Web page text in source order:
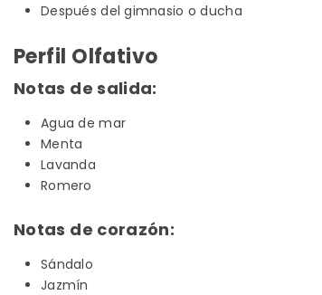
Después del gimnasio o ducha
Perfil Olfativo
Notas de salida:
Agua de mar
Menta
Lavanda
Romero
Notas de corazón:
Sándalo
Jazmín